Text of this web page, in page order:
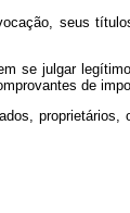
seus
se julgar
de
proprietários,